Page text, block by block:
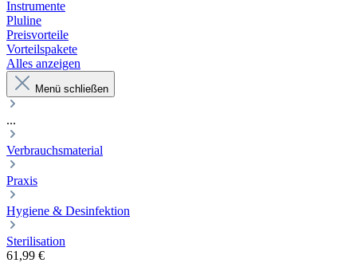
Instrumente
Pluline
Preisvorteile
Vorteilspakete
Alles anzeigen
Menü schließen
...
Verbrauchsmaterial
Praxis
Hygiene & Desinfektion
Sterilisation
61,99 €